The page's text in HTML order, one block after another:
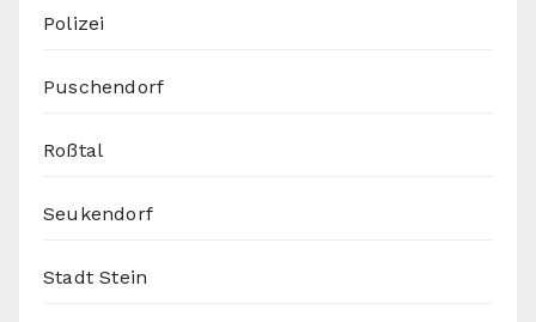
Polizei
Puschendorf
Roßtal
Seukendorf
Stadt Stein